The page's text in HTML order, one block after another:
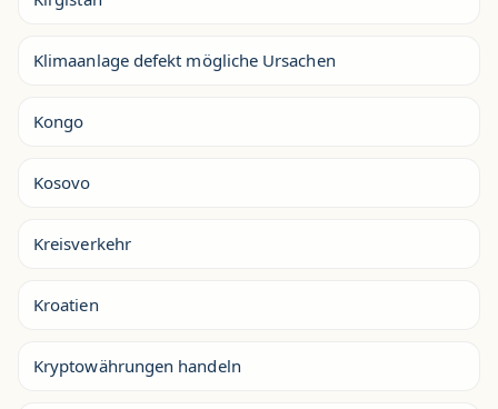
Klimaanlage defekt mögliche Ursachen
Kongo
Kosovo
Kreisverkehr
Kroatien
Kryptowährungen handeln